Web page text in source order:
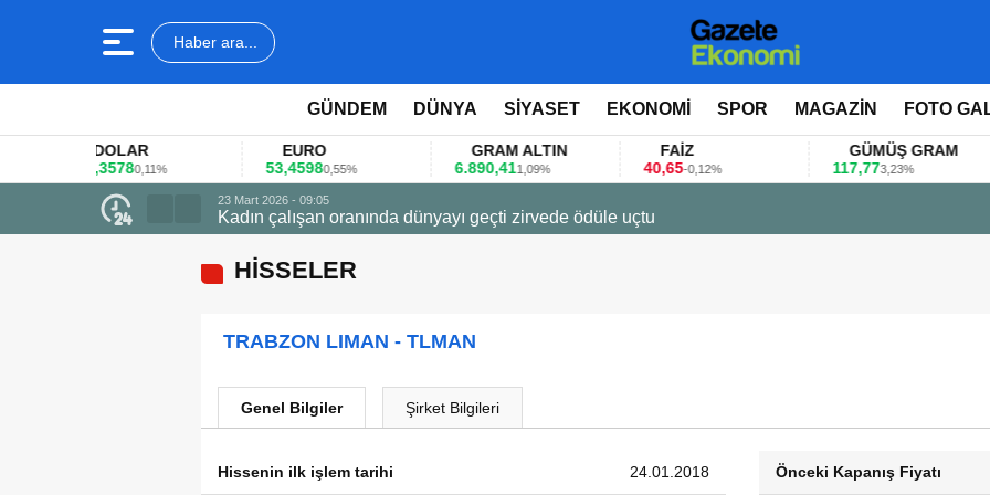
Haber ara...
GÜNDEM DÜNYA SİYASET EKONOMİ SPOR MAGAZİN FOTO
DOLAR
0,11%
EURO
53,45980,55%
GRAM ALTIN
6.890,411,09%
40,65-0,12%
GÜMÜŞ GRAM
117,773,23%
23 Mart 2026 - 09:05
Kadın çalışan oranında dünyayı geçti zirvede ödüle uçtu
HİSSELER
TRABZON LIMAN - TLMAN
Genel Bilgiler Şirket Bilgileri
Hissenin ilk işlem tarihi 24.01.2018 Önceki Kapanış Fiyatı